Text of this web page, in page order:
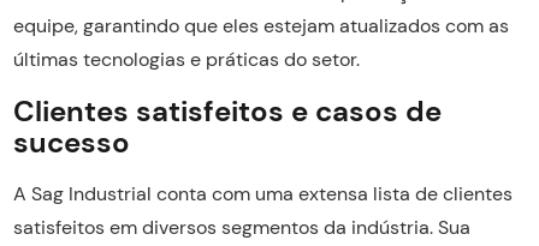
equipe, garantindo que eles estejam atualizados com as
últimas tecnologias e práticas do setor.
Clientes satisfeitos e casos de
sucesso
A Sag Industrial conta com uma extensa lista de clientes
satisfeitos em diversos segmentos da indústria. Sua